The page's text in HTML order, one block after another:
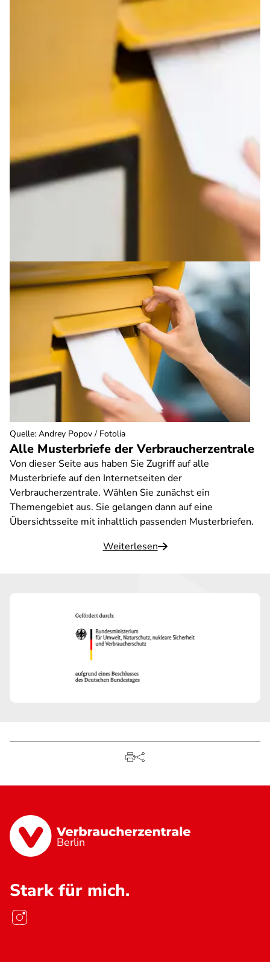
Alle Musterbriefe der Verbraucherzentrale
Von dieser Seite aus haben Sie Zugriff auf alle
Musterbriefe auf den Internetseiten der
Verbraucherzentrale. Wählen Sie zunächst ein
Themengebiet aus. Sie gelangen dann auf eine
Übersichtsseite mit inhaltlich passenden Musterbriefen.
Weiterlesen
Quelle: Andrey Popov / Fotolia
Berlin
Stark für mich.